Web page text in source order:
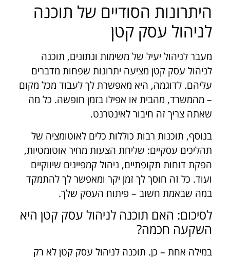
היתרונות הסודיים של תוכנה
לניהול עסק קטן
מעבר לניהול יעיל של משימות ונתונים, תוכנה
לניהול עסק קטן מציעה יתרונות שפחות מדברים
עליהם. לדוגמה, היא מאפשרת לך לעבוד מכל מקום
– מהמשרד, מהבית או אפילו בזמן חופשה. כל מה
שאתה צריך זה חיבור לאינטרנט.
בנוסף, תוכנות רבות כוללות כלים לאוטומציה של
תהליכים עסקיים: שליחת הצעות מחיר אוטומטיות,
הפקת דוחות תקופתיים, ניהול קמפיינים שיווקיים
ועוד. כל זה חוסך לך זמן יקר ומאפשר לך להתמקד
במה שבאמת חשוב – פיתוח העסק שלך.
לסיכום: האם תוכנה לניהול עסק קטן היא
השקעה חכמה?
במילה אחת – כן. תוכנה לניהול עסק קטן לא רק